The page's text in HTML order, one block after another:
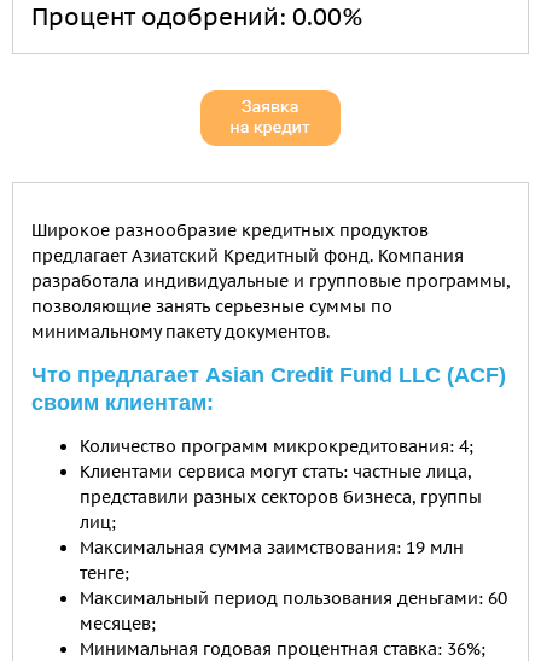
Процент одобрений: 0.00%
Широкое разнообразие кредитных продуктов
предлагает Азиатский Кредитный фонд. Компания
разработала индивидуальные и групповые программы,
позволяющие занять серьезные суммы по
минимальному пакету документов.
Что предлагает Asian Credit Fund LLC (ACF)
своим клиентам:
Количество программ микрокредитования: 4;
Клиентами сервиса могут стать: частные лица,
представили разных секторов бизнеса, группы
лиц;
Максимальная сумма заимствования: 19 млн
тенге;
Максимальный период пользования деньгами: 60
месяцев;
Минимальная годовая процентная ставка: 36%;